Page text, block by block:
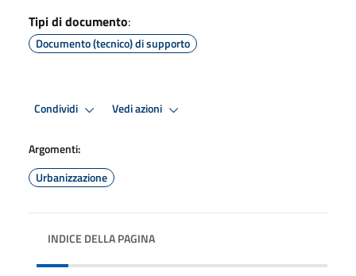
Tipi di documento:
Documento (tecnico) di supporto
Condividi Vedi azioni
Argomenti:
Urbanizzazione
INDICE DELLA PAGINA